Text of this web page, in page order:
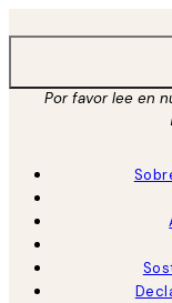
Por favor lee en